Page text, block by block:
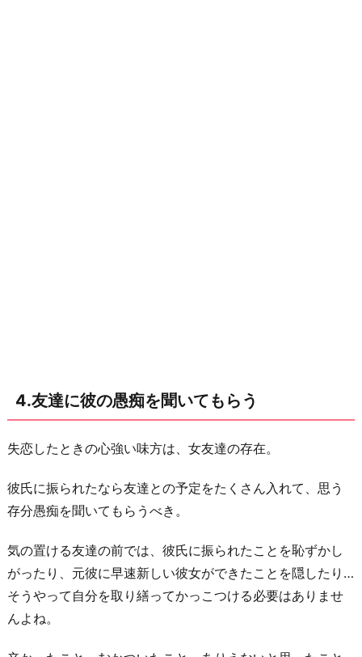
4.友達に彼の愚痴を聞いてもらう
失恋したときの心強い味方は、女友達の存在。
彼氏に振られたなら友達との予定をたくさん入れて、思う
存分愚痴を聞いてもらうべき。
気の置ける友達の前では、彼氏に振られたことを恥ずかし
がったり、元彼に早速新しい彼女ができたことを隠したり…
そうやって自分を取り繕ってかっこつける必要はありませ
んよね。